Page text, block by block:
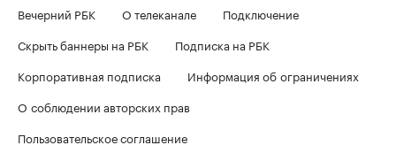
Вечерний РБК
О телеканале
Подключение
Скрыть баннеры на РБК
Подписка на РБК
Корпоративная подписка
Информация об ограничениях
О соблюдении авторских прав
Пользовательское соглашение